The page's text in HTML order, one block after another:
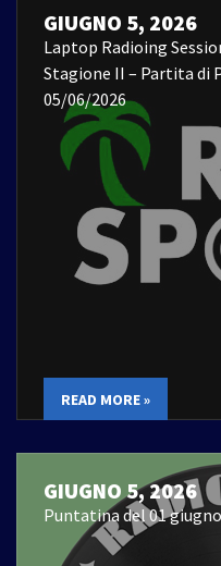
GIUGNO 5, 2026
Laptop Radioing
Stagione II – Partita di
05/06/2026
READ MORE »
GIUGNO 5, 2026
Puntatina del 01